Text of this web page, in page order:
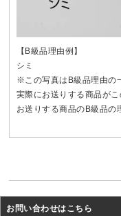
【B級品理由例】
シミ
※この写真はB級品理由の
実際にお送りする商品が
お送りする商品のB級品の
お問い合わせはこちら